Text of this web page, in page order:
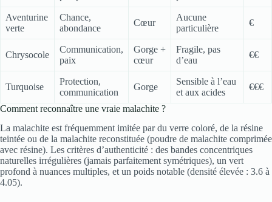
Aventurine
verte
Chance,
abondance
Cœur
Aucune
particulière
€
Chrysocole
Communication,
paix
Gorge +
cœur
Fragile, pas
d’eau
€€
Turquoise
Protection,
communication
Gorge
Sensible à l’eau
et aux acides
€€€
Comment reconnaître une vraie malachite ?
La malachite est fréquemment imitée par du verre coloré, de la résine
teintée ou de la malachite reconstituée (poudre de malachite comprimée
avec résine). Les critères d’authenticité : des bandes concentriques
naturelles irrégulières (jamais parfaitement symétriques), un vert
profond à nuances multiples, et un poids notable (densité élevée : 3.6 à
4.05).